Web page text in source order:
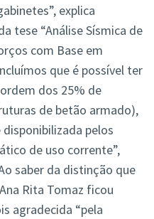
explica
tese “Análise Sísmica de
com Base em
que é possível ter
dos 25% de
de betão armado),
pelos
de uso corrente”,
saber da distinção que
Rita Tomaz ficou
agradecida “pela